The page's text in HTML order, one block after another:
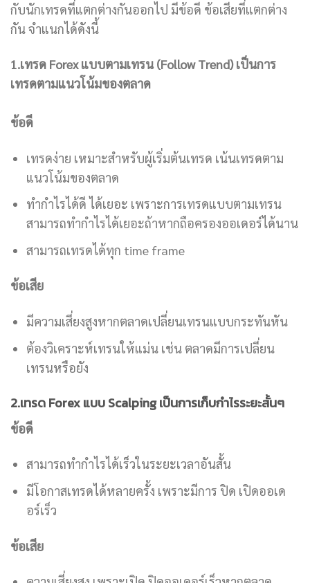
กับนักเทรดที่แตกต่างกันออกไป มีข้อดี ข้อเสียที่แตกต่าง
กัน จำแนกได้ดังนี้
1.เทรด Forex แบบตามเทรน (Follow Trend) เป็นการ
เทรดตามแนวโน้มของตลาด
ข้อดี
เทรดง่าย เหมาะสำหรับผู้เริ่มต้นเทรด เน้นเทรดตาม
แนวโน้มของตลาด
ทำกำไรได้ดี ได้เยอะ เพราะการเทรดแบบตามเทรน
สามารถทำกำไรได้เยอะถ้าหากถือครองออเดอร์ได้นาน
สามารถเทรดได้ทุก time frame
ข้อเสีย
มีความเสี่ยงสูงหากตลาดเปลี่ยนเทรนแบบกระทันหัน
ต้องวิเคราะห์เทรนให้แม่น เช่น ตลาดมีการเปลี่ยน
เทรนหรือยัง
2.เทรด Forex แบบ Scalping เป็นการเก็บกำไรระยะสั้นๆ
ข้อดี
สามารถทำกำไรได้เร็วในระยะเวลาอันสั้น
มีโอกาสเทรดได้หลายครั้ง เพราะมีการ ปิด เปิดออเด
อร์เร็ว
ข้อเสีย